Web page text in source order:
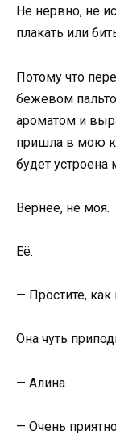
Не нервно, не
плакать или
Потому что
бежевом
ароматом и
пришла в мою
будет устроена
Вернее, не моя.
Её.
— Простите, как
Она чуть
— Алина.
— Очень